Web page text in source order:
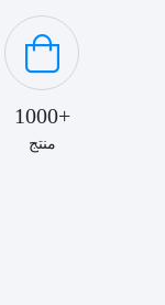
19P
-
ابيض
+1000
منتج